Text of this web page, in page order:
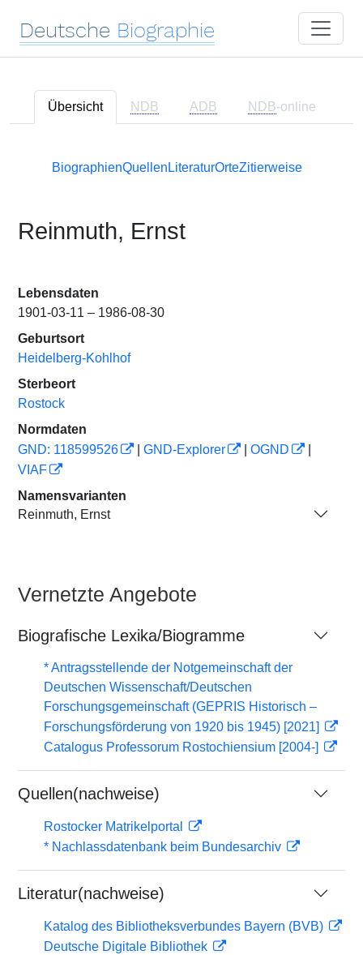
Deutsche Biographie
Übersicht NDB ADB NDB-online
BiographienQuellen LiteraturOrteZitierweise
Reinmuth, Ernst
Lebensdaten
1901-03-11 – 1986-08-30
Geburtsort
Heidelberg-Kohlhof
Sterbeort
Rostock
Normdaten
GND: 118599526
GND-Explorer OGND
VIAF
Namensvarianten
Reinmuth, Ernst
Vernetzte Angebote
Biografische Lexika/Biogramme
* Antragsstellende der Notgemeinschaft der
Deutschen Wissenschaft/Deutschen
Forschungsgemeinschaft (GEPRIS Historisch –
Forschungsförderung von 1920 bis 1945) [2021]
Catalogus Professorum Rostochiensium [2004-]
Quellen(nachweise)
Rostocker Matrikelportal
* Nachlassdatenbank beim Bundesarchiv
Literatur(nachweise)
Katalog des Bibliotheksverbundes Bayern (BVB)
Deutsche Digitale Bibliothek